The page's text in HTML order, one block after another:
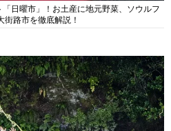
日曜市」！お土産に地元野菜、ソウルフ
路市を徹底解説！